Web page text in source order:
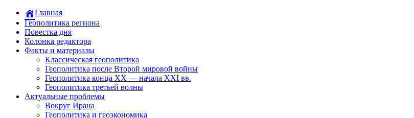
Главная
Геополитика региона
Повестка дня
Колонка редактора
Факты и материалы
Классическая геополитика
Геополитика после Второй мировой войны
Геополитика конца XX — начала XXI вв.
Геополитика третьей волны
Актуальные проблемы
Вокруг Ирана
Геополитика и геоэкономика